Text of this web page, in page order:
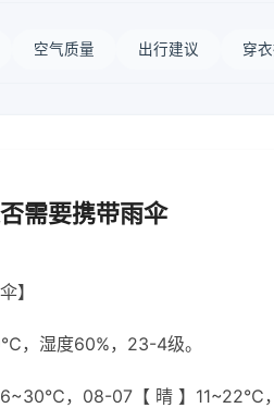
空气质量 出行建议 穿
需要携带雨伞
】
，湿度60%，23-4级。
，08-07【 晴 】11~22℃